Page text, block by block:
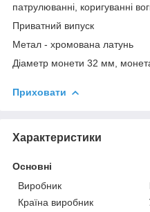
патрулюванні, коригуванні
Приватний випуск
Метал - хромована латунь
Діаметр монети 32 мм,
Приховати
Характеристики
Основні
Виробник
Країна виробник